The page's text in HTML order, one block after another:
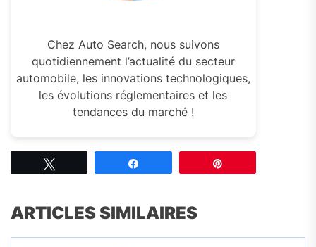
Chez Auto Search, nous suivons
quotidiennement l’actualité du secteur
automobile, les innovations technologiques,
les évolutions réglementaires et les
tendances du marché !
ARTICLES SIMILAIRES